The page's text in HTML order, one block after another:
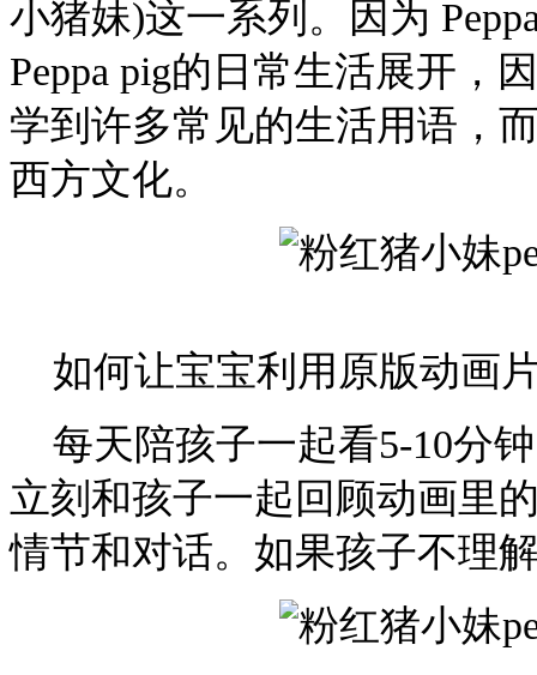
小猪妹)这一系列。因为
Peppa pig的日常生活展开，
学到许多常见的生活用语，
西方文化。
如何让宝宝利用原版动画
每天陪孩子一起看5-10分
立刻和孩子一起回顾动画里
情节和对话。如果孩子不理